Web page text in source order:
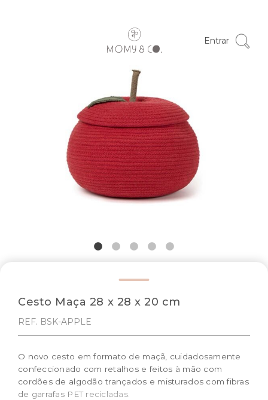
Entrar
Cesto Maça 28 x 28 x 20 cm
REF. BSK-APPLE
O novo cesto em formato de maçã, cuidadosamente
confeccionado com retalhos e feitos à mão com
cordões de algodão trançados e misturados com fibras
de garrafas PET recicladas.